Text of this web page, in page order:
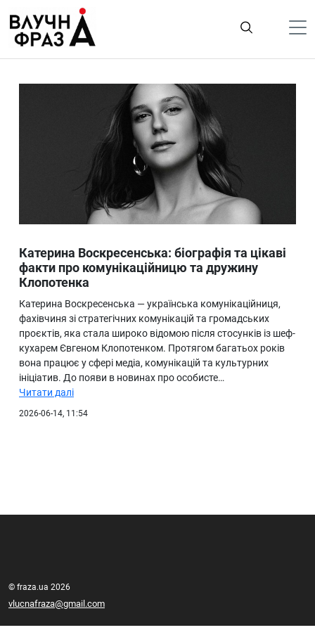
содержимому
Лайфстайл
ТехноНаука
Ukraine
Про нас
Катерина Воскресенська: біографія та цікаві
факти про комунікаційницю та дружину
Клопотенка
Катерина Воскресенська — українська комунікаційниця,
фахівчиня зі стратегічних комунікацій та громадських
проєктів, яка стала широко відомою після стосунків із шеф-
кухарем Євгеном Клопотенком. Протягом багатьох років
вона працює у сфері медіа, комунікацій та культурних
ініціатив. До появи в новинах про особисте…
Читати далі
2026-06-14, 11:54
© fraza.ua 2026
vlucnafraza@gmail.com